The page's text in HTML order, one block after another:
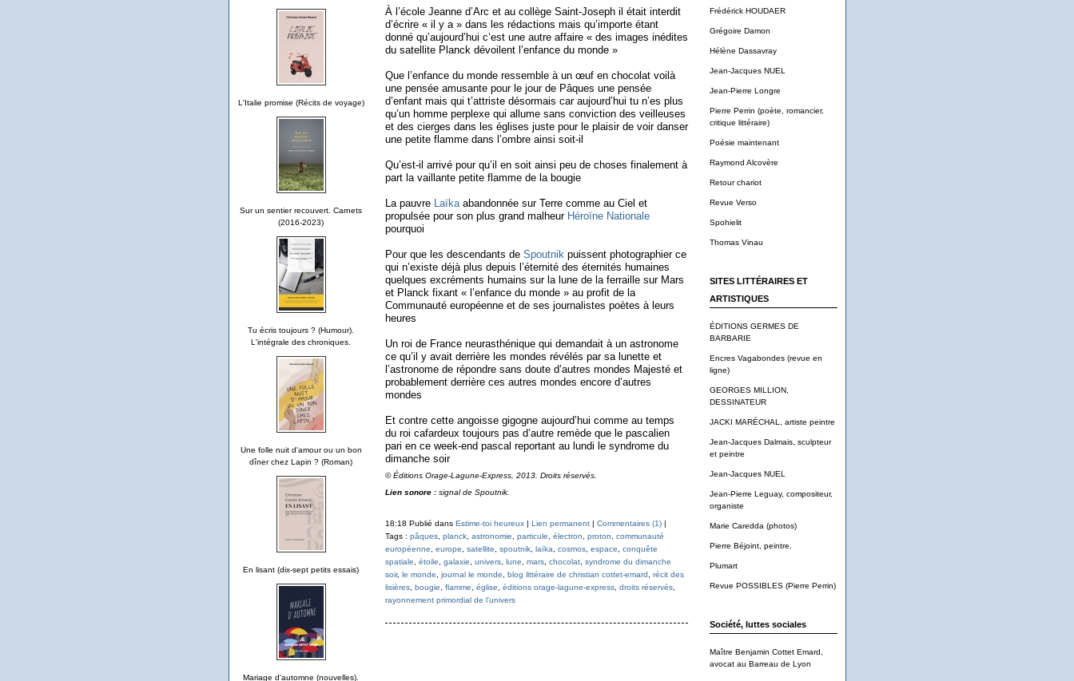
L'Italie promise (Récits de voyage)
Sur un sentier recouvert. Carnets
(2016-2023)
Tu écris toujours ? (Humour).
L'intégrale des chroniques.
Une folle nuit d'amour ou un bon
dîner chez Lapin ? (Roman)
En lisant (dix-sept petits essais)
Mariage d'automne (nouvelles).
Frédérick HOUDAER
Grégoire Damon
Hélène Dassavray
Jean-Jacques NUEL
Jean-Pierre Longre
Pierre Perrin (poète, romancier,
critique littéraire)
Poésie maintenant
Raymond Alcovère
Retour chariot
Revue Verso
Spohielit
Thomas Vinau
SITES LITTÉRAIRES ET
ARTISTIQUES
ÉDITIONS GERMES DE
BARBARIE
Encres Vagabondes (revue en
ligne)
GEORGES MILLION,
DESSINATEUR
JACKI MARÉCHAL, artiste peintre
Jean-Jacques Dalmais, sculpteur
et peintre
Jean-Jacques NUEL
Jean-Pierre Leguay, compositeur,
organiste
Marie Caredda (photos)
Pierre Béjoint, peintre.
Plumart
Revue POSSIBLES (Pierre Perrin)
Société, luttes sociales
Maître Benjamin Cottet Emard,
avocat au Barreau de Lyon
À l’école Jeanne d’Arc et au collège Saint-Joseph il était interdit
d’écrire « il y a » dans les rédactions mais qu’importe étant
donné qu’aujourd’hui c’est une autre affaire « des images inédites
du satellite Planck dévoilent l’enfance du monde »
Que l’enfance du monde ressemble à un œuf en chocolat voilà
une pensée amusante pour le jour de Pâques une pensée
d’enfant mais qui t’attriste désormais car aujourd’hui tu n’es plus
qu’un homme perplexe qui allume sans conviction des veilleuses
et des cierges dans les églises juste pour le plaisir de voir danser
une petite flamme dans l’ombre ainsi soit-il
Qu’est-il arrivé pour qu’il en soit ainsi peu de choses finalement à
part la vaillante petite flamme de la bougie
La pauvre Laïkaabandonnée sur Terre comme au Ciel et
propulsée pour son plus grand malheur Héroïne Nationale
pourquoi
Pour que les descendants de Spoutnik puissent photographier ce
qui n’existe déjà plus depuis l’éternité des éternités humaines
quelques excréments humains sur la lune de la ferraille sur Mars
et Planck fixant « l’enfance du monde » au profit de la
Communauté européenne et de ses journalistes poètes à leurs
heures
Un roi de France neurasthénique qui demandait à un astronome
ce qu’il y avait derrière les mondes révélés par sa lunette et
l’astronome de répondre sans doute d’autres mondes Majesté et
probablement derrière ces autres mondes encore d’autres
mondes
Et contre cette angoisse gigogne aujourd’hui comme au temps
du roi cafardeux toujours pas d’autre remède que le pascalien
pari en ce week-end pascal reportant au lundi le syndrome du
dimanche soir
© Éditions Orage-Lagune-Express, 2013. Droits réservés.
Lien sonore :signal de Spoutnik.
18:18 Publié dans Estime-toi heureux| Lien permanent| Commentaires (1)|
Tags : pâques, planck, astronomie particule électron proton
communauté
européenne
europe satellite spoutnik, laïka cosmos, espace
conquête
spatiale
étoile galaxie univers, lune mars, chocolat, syndrome du dimanche
soir, le monde journal le monde blog littéraire de christian cottet-emard
récit des
lisières, bougie flamme église éditions orage-lagune-express, droits réservés,
rayonnement primordial de l'univers